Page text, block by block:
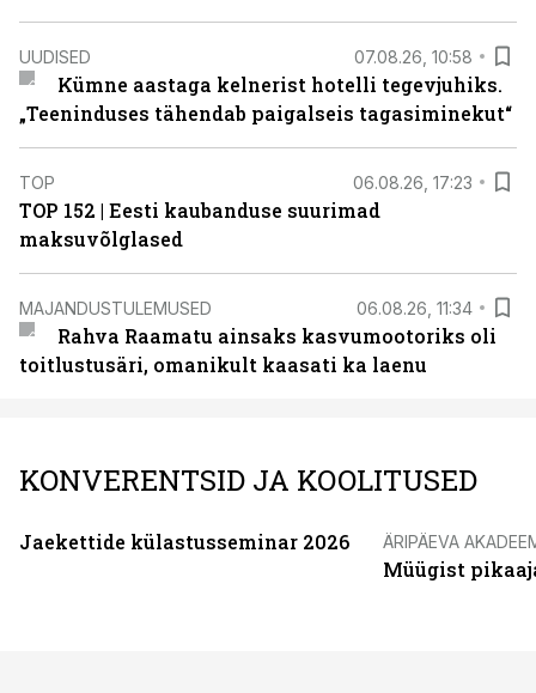
UUDISED 07.08.26, 10:58
Kümne aastaga kelnerist hotelli tegevjuhiks.
„Teeninduses tähendab paigalseis tagasiminekut“
TOP 06.08.26, 17:23
TOP 152 | Eesti kaubanduse suurimad
maksuvõlglased
MAJANDUSTULEMUSED 06.08.26, 11:34
Rahva Raamatu ainsaks kasvumootoriks oli
toitlustusäri, omanikult kaasati ka laenu
KONVERENTSID JA KOOLITUSED
Jaekettide külastusseminar 2026 ÄRIPÄEVA
Müügist